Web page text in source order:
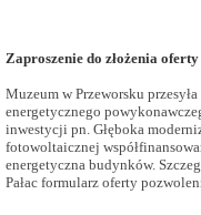
Zaproszenie do złożenia
Muzeum w Przeworsku
energetycznego
inwestycji pn. Głęboka
fotowoltaicznej
energetyczna budynków.
Pałac formularz oferty